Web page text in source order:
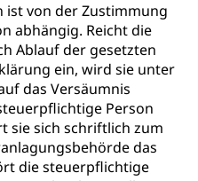
ist von der Zustimmung
abhängig. Reicht die
Ablauf der gesetzten
ein, wird sie unter
das Versäumnis
Person
sie sich schriftlich zum
das
die steuerpflichtige